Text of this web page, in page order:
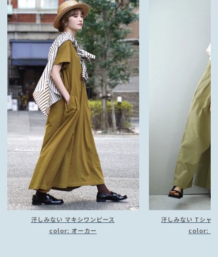
汗しみない マキシワンピース
color: オーカー
汗しみない Tシャ
color: ア